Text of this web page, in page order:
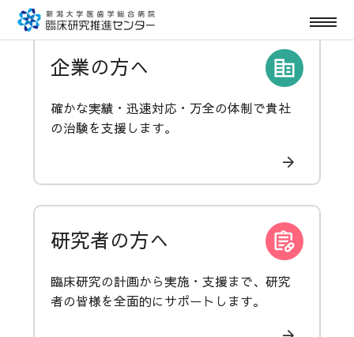
企業の方へ
確かな実績・迅速対応・万全の体制で貴社
の治験を支援します。
研究者の方へ
臨床研究の計画から実施・支援まで、研究
者の皆様を全面的にサポートします。